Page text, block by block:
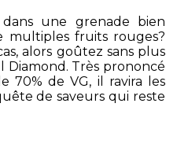
une grenade bien
multiples fruits rouges?
alors goûtez sans plus
Très prononcé
70% de VG, il ravira les
de saveurs qui reste